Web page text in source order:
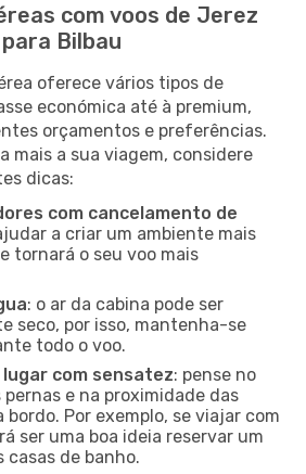
com voos de Jerez
Bilbau
oferece vários tipos de
económica até à premium,
orçamentos e preferências.
mais a sua viagem, considere
dicas:
com cancelamento de
a criar um ambiente mais
tornará o seu voo mais
: o ar da cabina pode ser
seco, por isso, mantenha-se
todo o voo.
lugar com sensatez: pense no
pernas e na proximidade das
bordo. Por exemplo, se viajar com
ser uma boa ideia reservar um
casas de banho.